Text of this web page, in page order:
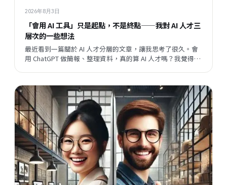
2026年8月3日
「會用 AI 工具」只是起點，不是終點——我對 AI 人才三
層次的一些想法
最近看到一篇關於 AI 人才分層的文章，讓我思考了很久。會
用 ChatGPT 做簡報、整理資料，真的算 AI 人才嗎？我覺得這